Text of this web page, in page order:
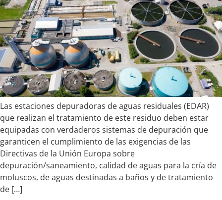
Las estaciones depuradoras de aguas residuales (EDAR)
que realizan el tratamiento de este residuo deben estar
equipadas con verdaderos sistemas de depuración que
garanticen el cumplimiento de las exigencias de las
Directivas de la Unión Europa sobre
depuración/saneamiento, calidad de aguas para la cría de
moluscos, de aguas destinadas a baños y de tratamiento
de […]